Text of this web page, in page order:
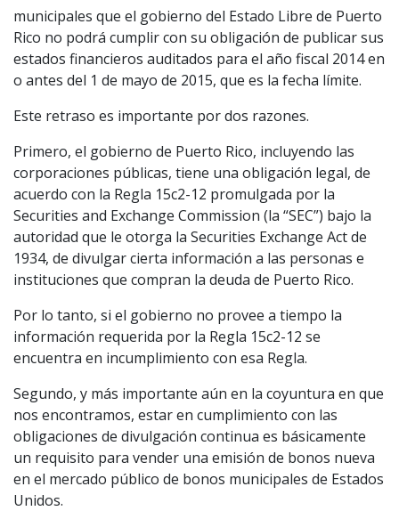
municipales que el gobierno del Estado Libre de Puerto
Rico no podrá cumplir con su obligación de publicar sus
estados financieros auditados para el año fiscal 2014 en
o antes del 1 de mayo de 2015, que es la fecha límite.
Este retraso es importante por dos razones.
Primero, el gobierno de Puerto Rico, incluyendo las
corporaciones públicas, tiene una obligación legal, de
acuerdo con la Regla 15c2-12 promulgada por la
Securities and Exchange Commission (la “SEC”) bajo la
autoridad que le otorga la Securities Exchange Act de
1934, de divulgar cierta información a las personas e
instituciones que compran la deuda de Puerto Rico.
Por lo tanto, si el gobierno no provee a tiempo la
información requerida por la Regla 15c2-12 se
encuentra en incumplimiento con esa Regla.
Segundo, y más importante aún en la coyuntura en que
nos encontramos, estar en cumplimiento con las
obligaciones de divulgación continua es básicamente
un requisito para vender una emisión de bonos nueva
en el mercado público de bonos municipales de Estados
Unidos.